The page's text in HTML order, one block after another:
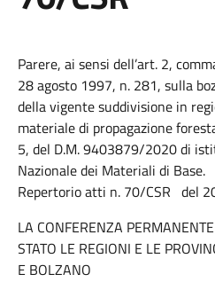
Parere, ai sensi dell’art. 2,
28 agosto 1997, n. 281, sulla
della vigente suddivisione in
materiale di propagazione
5, del D.M. 9403879/2020 di
Nazionale dei Materiali di Base.
Repertorio atti n. 70/CSR del
LA CONFERENZA
STATO LE REGIONI E LE
E BOLZANO